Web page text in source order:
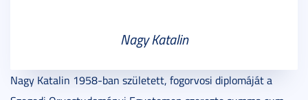
Nagy Katalin
Nagy Katalin 1958-ban született, fogorvosi diplomáját a